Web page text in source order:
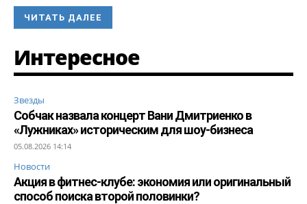
ЧИТАТЬ ДАЛЕЕ
Интересное
Звезды
Собчак назвала концерт Вани Дмитриенко в
«Лужниках» историческим для шоу-бизнеса
05.08.2026 14:14
Новости
Акция в фитнес-клубе: экономия или оригинальный
способ поиска второй половинки?